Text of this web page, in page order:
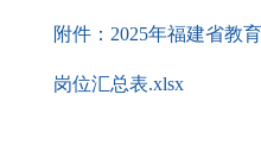
附件：2025年福建省教
岗位汇总表.xlsx